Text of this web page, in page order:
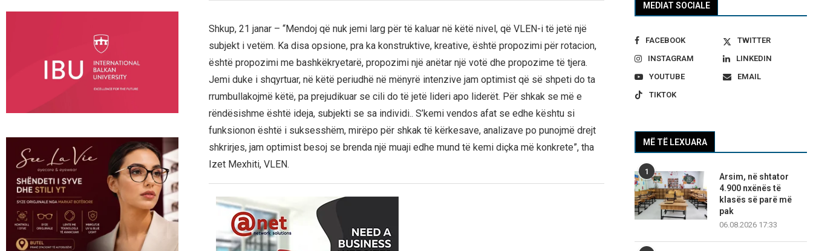
Shkup, 21 janar – “Mendoj që nuk jemi larg për të kaluar në këtë nivel, që VLEN-i të jetë një
subjekt i vetëm. Ka disa opsione, pra ka konstruktive, kreative, është propozimi për rotacion,
është propozimi me bashkëkryetarë, propozimi një anëtar një votë dhe propozime të tjera.
Jemi duke i shqyrtuar, në këtë periudhë në mënyrë intenzive jam optimist që së shpeti do ta
rrumbullakojmë këtë, pa prejudikuar se cili do të jetë lideri apo liderët. Për shkak se më e
rëndësishme është ideja, subjekti se sa individi.. S’kemi vendos afat se edhe kështu si
funksionon është i suksesshëm, mirëpo për shkak të kërkesave, analizave po punojmë drejt
shkrirjes, jam optimist besoj se brenda një muaji edhe mund të kemi diçka më konkrete”, tha
Izet Mexhiti, VLEN.
MEDIAT SOCIALE
FACEBOOK
TWITTER
INSTAGRAM
LINKEDIN
YOUTUBE
EMAIL
TIKTOK
MË TË LEXUARA
1
Arsim, në shtator
4.900 nxënës të
klasës së parë më
pak
06.08.2026 17:33